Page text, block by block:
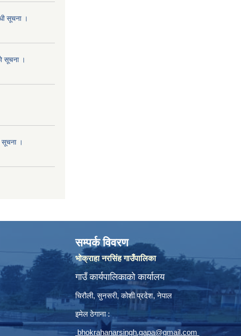
सूचना ।
सूचना ।
सूचना ।
सम्पर्क विवरण
भोक्राहा नरसिंह गाउँपालिका
गाउँ कार्यपालिकाको कार्यालय
चिरौली, सुनसरी, कोशी प्रदेश, नेपाल
इमेल ठेगाना :
bhokrahanarsingh.gapa@gmail.com